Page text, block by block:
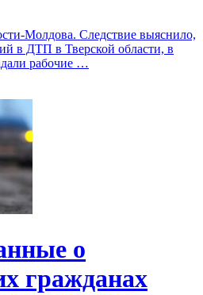
Молдова. Следствие выяснило,
в ДТП в Тверской области, в
рабочие …
о
гражданах